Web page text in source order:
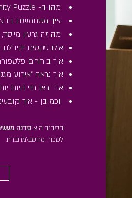
אילו סוגי קהילות
מהו ה- Community Puzzle
ואיך משתמשים בו
מה זה גרעין מייסד,
אילו טקסים יהיו
איך בוחרים
איך נראה ״אירוע
וכמובן - איך
מהו ה- Community Puzzle
ואיך משתמשים בו
מה זה גרעין
אילו טקסים יהיו
איך בוחרים
איך נראה ״אירוע
איך יראו חיי היום יום
וכמובן - איך
הסדנה היא סדנה
לשכוח מחשב\מחברת